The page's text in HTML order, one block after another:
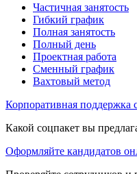
Частичная занятость
Гибкий график
Полная занятость
Полный день
Проектная работа
Сменный график
Вахтовый метод
Корпоративная поддержка
Какой соцпакет вы
Оформляйте кандидатов